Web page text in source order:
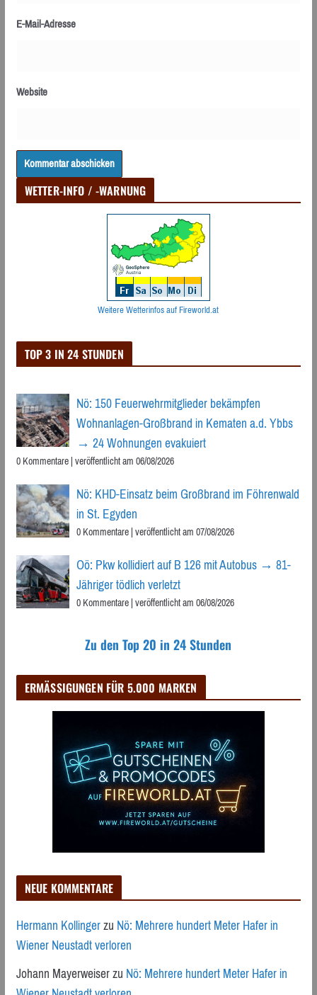
E-Mail-Adresse
Website
WETTER-INFO / -WARNUNG
Weitere Wetterinfos auf Fireworld.at
TOP 3 IN 24 STUNDEN
Nö: 150 Feuerwehrmitglieder bekämpfen
Wohnanlagen-Großbrand in Kematen a.d. Ybbs
→ 24 Wohnungen evakuiert
0 Kommentare|veröffentlicht am 06/08/2026
Nö: KHD-Einsatz beim Großbrand im Föhrenwald
in St. Egyden
0 Kommentare|veröffentlicht am 07/08/2026
Oö: Pkw kollidiert auf B 126 mit Autobus → 81-
Jähriger tödlich verletzt
0 Kommentare|veröffentlicht am 06/08/2026
Zu den Top 20 in 24 Stunden
ERMÄSSIGUNGEN FÜR 5.000 MARKEN
NEUE KOMMENTARE
Hermann KollingerzuNö: Mehrere hundert Meter Hafer in
Wiener Neustadt verloren
Johann MayerweiserzuNö: Mehrere hundert Meter Hafer in